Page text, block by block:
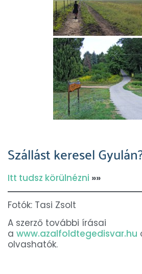
Szállást keresel
Itt tudsz körülnézni »»
Fotók: Tasi Zsolt
A szerző további írásai
a www.azalfoldtegedisvar.hu
olvashatók.